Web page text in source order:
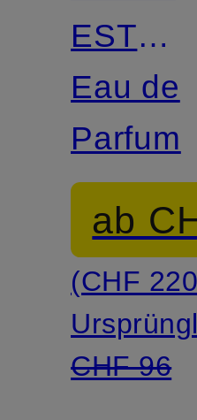
EST
BELLE
Eau de
Parfum
ab
(CHF
CHF 96